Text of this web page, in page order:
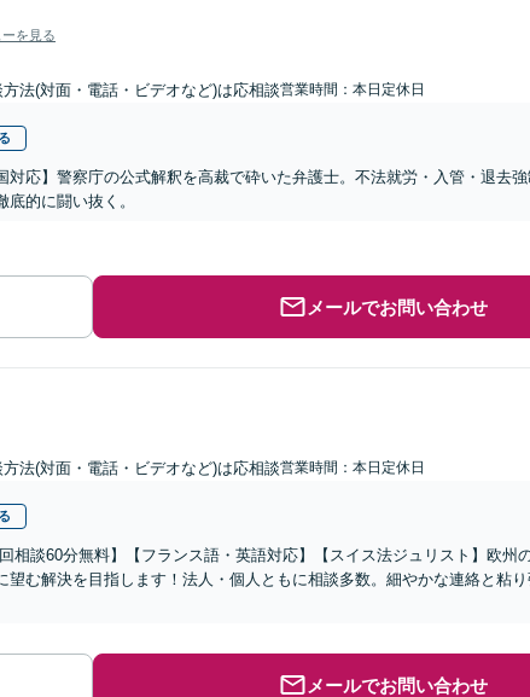
を見る
方法(対面・電話・ビデオなど)は応相談営業時間：本日定休日
対応】警察庁の公式解釈を高裁で砕いた弁護士。不法就労・入管・退去
的に闘い抜く。
メールでお問い合わせ
方法(対面・電話・ビデオなど)は応相談営業時間：本日定休日
相談60分無料】【フランス語・英語対応】【スイス法ジュリスト】欧州
望む解決を目指します！法人・個人ともに相談多数。細やかな連絡と粘
メールでお問い合わせ